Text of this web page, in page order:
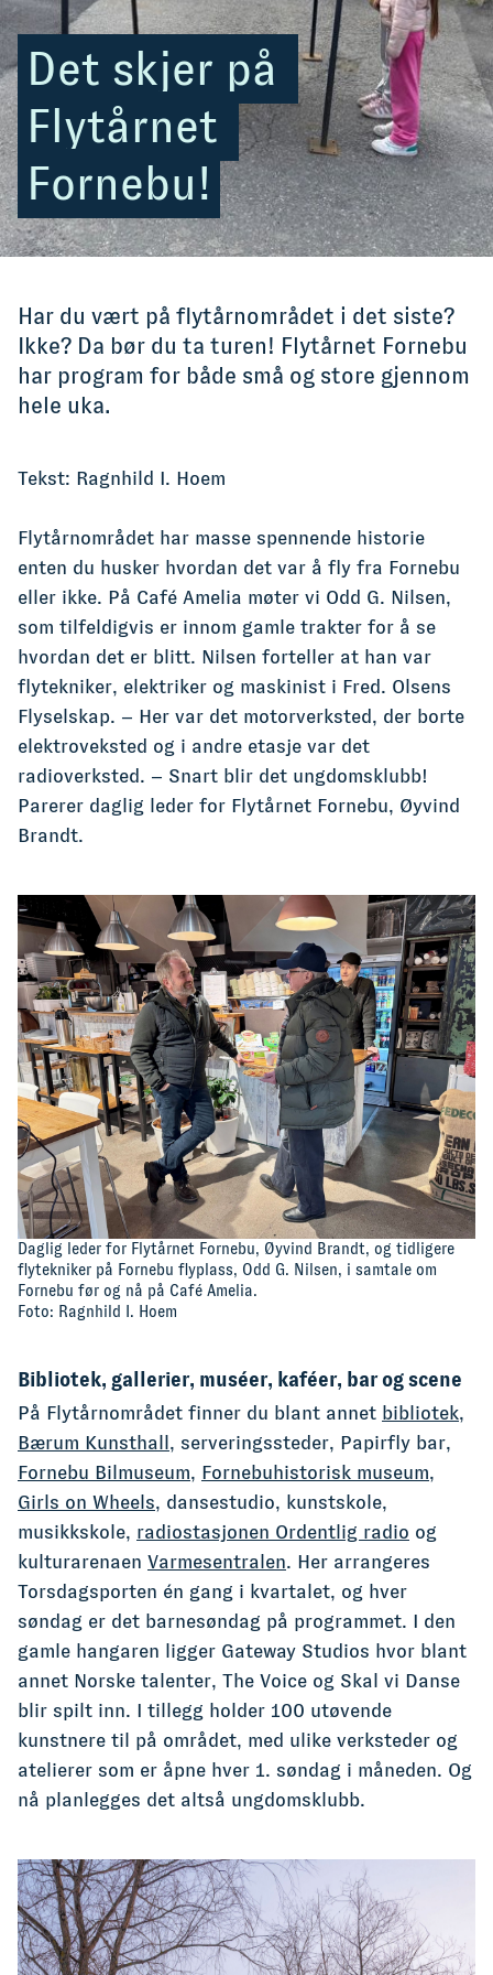
Det skjer på
Flytårnet
Fornebu!
Har du vært på flytårnområdet i det siste?
Ikke? Da bør du ta turen! Flytårnet Fornebu
har program for både små og store gjennom
hele uka.
Tekst: Ragnhild I. Hoem
Flytårnområdet har masse spennende historie
enten du husker hvordan det var å fly fra Fornebu
eller ikke. På Café Amelia møter vi Odd G. Nilsen,
som tilfeldigvis er innom gamle trakter for å se
hvordan det er blitt. Nilsen forteller at han var
flytekniker, elektriker og maskinist i Fred. Olsens
Flyselskap. – Her var det motorverksted, der borte
elektroveksted og i andre etasje var det
radioverksted. – Snart blir det ungdomsklubb!
Parerer daglig leder for Flytårnet Fornebu, Øyvind
Brandt.
Daglig leder for Flytårnet Fornebu, Øyvind Brandt, og tidligere
flytekniker på Fornebu flyplass, Odd G. Nilsen, i samtale om
Fornebu før og nå på Café Amelia.
Foto: Ragnhild I. Hoem
Bibliotek, gallerier, muséer, kaféer, bar og scene
På Flytårnområdet finner du blant annet bibliotek,
Bærum Kunsthall , serveringssteder, Papirfly bar,
Fornebu Bilmuseum, Fornebuhistorisk museum,
Girls on Wheels, dansestudio, kunstskole,
musikkskole, radiostasjonen Ordentlig radio og
kulturarenaen Varmesentralen. Her arrangeres
Torsdagsporten én gang i kvartalet, og hver
søndag er det barnesøndag på programmet. I den
gamle hangaren ligger Gateway Studios hvor blant
annet Norske talenter, The Voice og Skal vi Danse
blir spilt inn. I tillegg holder 100 utøvende
kunstnere til på området, med ulike verksteder og
atelierer som er åpne hver 1. søndag i måneden. Og
nå planlegges det altså ungdomsklubb.